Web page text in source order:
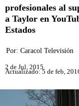
profesionales al
a Taylor en
Estados
Por: Caracol Televisión
2 de Jul, 2015
Actualizado: 5 de feb,